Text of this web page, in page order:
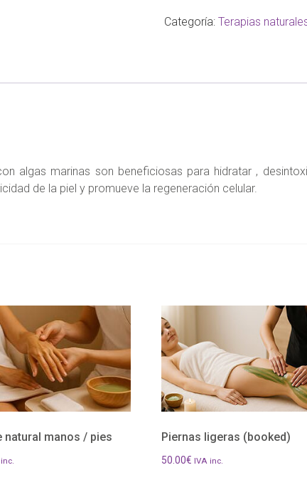
tu
Categoría: Terapias
algas marinas son beneficiosas para hidratar ,
de la piel y promueve la regeneración celular.
natural manos / pies Piernas ligeras (booked)
50.00€ IVA inc.